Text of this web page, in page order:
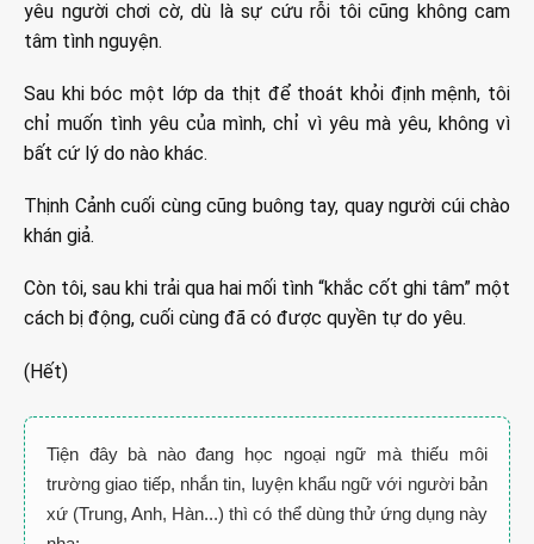
yêu người chơi cờ, dù là sự cứu rỗi tôi cũng không cam
tâm tình nguyện.
Sau khi bóc một lớp da thịt để thoát khỏi định mệnh, tôi
chỉ muốn tình yêu của mình, chỉ vì yêu mà yêu, không vì
bất cứ lý do nào khác.
Thịnh Cảnh cuối cùng cũng buông tay, quay người cúi chào
khán giả.
Còn tôi, sau khi trải qua hai mối tình “khắc cốt ghi tâm” một
cách bị động, cuối cùng đã có được quyền tự do yêu.
(Hết)
Tiện đây bà nào đang học ngoại ngữ mà thiếu môi
trường giao tiếp, nhắn tin, luyện khẩu ngữ với người bản
xứ (Trung, Anh, Hàn...) thì có thể dùng thử ứng dụng này